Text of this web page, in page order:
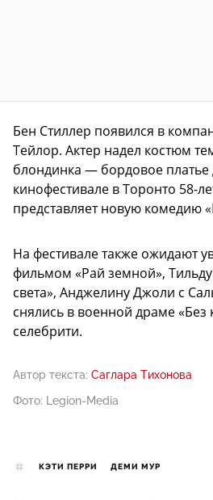
Бен Стиллер появился в
Тейлор. Актер надел костюм
блондинка — бордовое
кинофестивале в Торонто 58-
представляет новую комедию
На фестивале также ожидают
фильмом «Рай земной»,
света», Анджелину Джоли с
снялись в военной драме «Без
селебрити.
Автор текста: Саглара Тихонова
Фото: Legion-Media
КЭТИ ПЕРРИ ДЕМИ МУР